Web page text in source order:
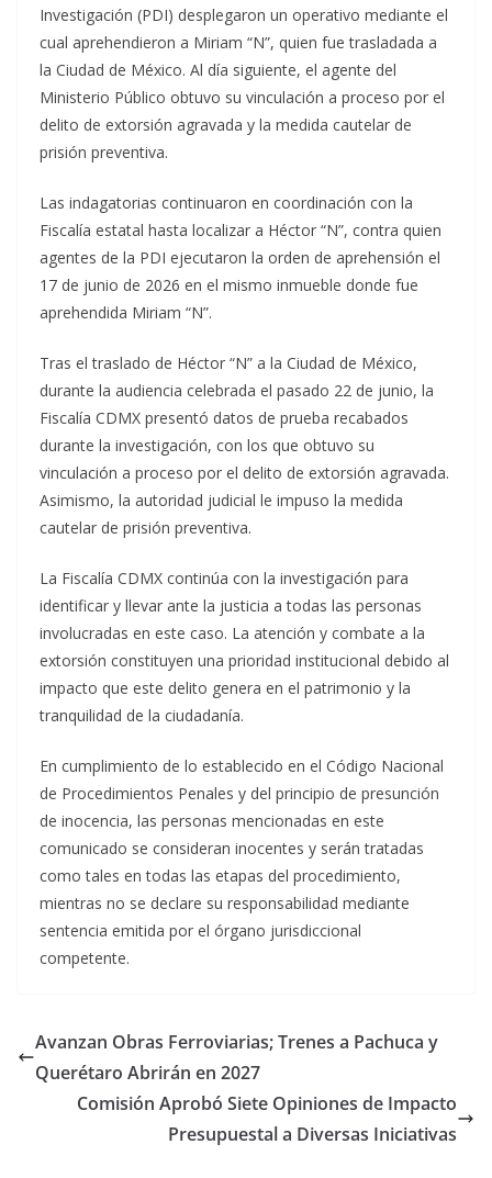
Investigación (PDI) desplegaron un operativo mediante el
cual aprehendieron a Miriam “N”, quien fue trasladada a
la Ciudad de México. Al día siguiente, el agente del
Ministerio Público obtuvo su vinculación a proceso por el
delito de extorsión agravada y la medida cautelar de
prisión preventiva.
Las indagatorias continuaron en coordinación con la
Fiscalía estatal hasta localizar a Héctor “N”, contra quien
agentes de la PDI ejecutaron la orden de aprehensión el
17 de junio de 2026 en el mismo inmueble donde fue
aprehendida Miriam “N”.
Tras el traslado de Héctor “N” a la Ciudad de México,
durante la audiencia celebrada el pasado 22 de junio, la
Fiscalía CDMX presentó datos de prueba recabados
durante la investigación, con los que obtuvo su
vinculación a proceso por el delito de extorsión agravada.
Asimismo, la autoridad judicial le impuso la medida
cautelar de prisión preventiva.
La Fiscalía CDMX continúa con la investigación para
identificar y llevar ante la justicia a todas las personas
involucradas en este caso. La atención y combate a la
extorsión constituyen una prioridad institucional debido al
impacto que este delito genera en el patrimonio y la
tranquilidad de la ciudadanía.
En cumplimiento de lo establecido en el Código Nacional
de Procedimientos Penales y del principio de presunción
de inocencia, las personas mencionadas en este
comunicado se consideran inocentes y serán tratadas
como tales en todas las etapas del procedimiento,
mientras no se declare su responsabilidad mediante
sentencia emitida por el órgano jurisdiccional
competente.
Avanzan Obras Ferroviarias; Trenes a Pachuca y
Querétaro Abrirán en 2027
Comisión Aprobó Siete Opiniones de Impacto
Presupuestal a Diversas Iniciativas